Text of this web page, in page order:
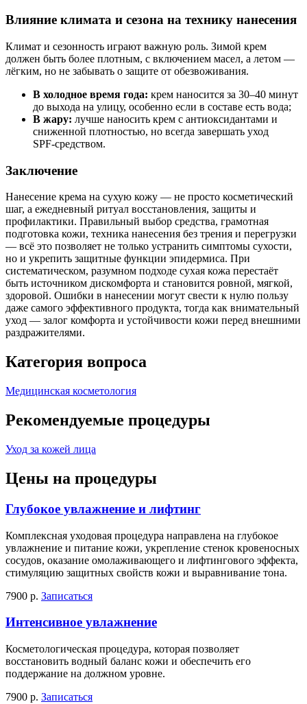
Влияние климата и сезона на технику нанесения
Климат и сезонность играют важную роль. Зимой крем
должен быть более плотным, с включением масел, а летом —
лёгким, но не забывать о защите от обезвоживания.
В холодное время года: крем наносится за 30–40 минут
до выхода на улицу, особенно если в составе есть вода;
В жару: лучше наносить крем с антиоксидантами и
сниженной плотностью, но всегда завершать уход
SPF‑средством.
Заключение
Нанесение крема на сухую кожу — не просто косметический
шаг, а ежедневный ритуал восстановления, защиты и
профилактики. Правильный выбор средства, грамотная
подготовка кожи, техника нанесения без трения и перегрузки
— всё это позволяет не только устранить симптомы сухости,
но и укрепить защитные функции эпидермиса. При
систематическом, разумном подходе сухая кожа перестаёт
быть источником дискомфорта и становится ровной, мягкой,
здоровой. Ошибки в нанесении могут свести к нулю пользу
даже самого эффективного продукта, тогда как внимательный
уход — залог комфорта и устойчивости кожи перед внешними
раздражителями.
Категория вопроса
Медицинская косметология
Рекомендуемые процедуры
Уход за кожей лица
Цены на процедуры
Глубокое увлажнение и лифтинг
Комплексная уходовая процедура направлена на глубокое
увлажнение и питание кожи, укрепление стенок кровеносных
сосудов, оказание омолаживающего и лифтингового эффекта,
стимуляцию защитных свойств кожи и выравнивание тона.
7900 р. Записаться
Интенсивное увлажнение
Косметологическая процедура, которая позволяет
восстановить водный баланс кожи и обеспечить его
поддержание на должном уровне.
7900 р. Записаться